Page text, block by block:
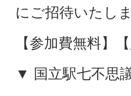
にご招待いたし
【参加費無料】
▼ 国立駅七不思